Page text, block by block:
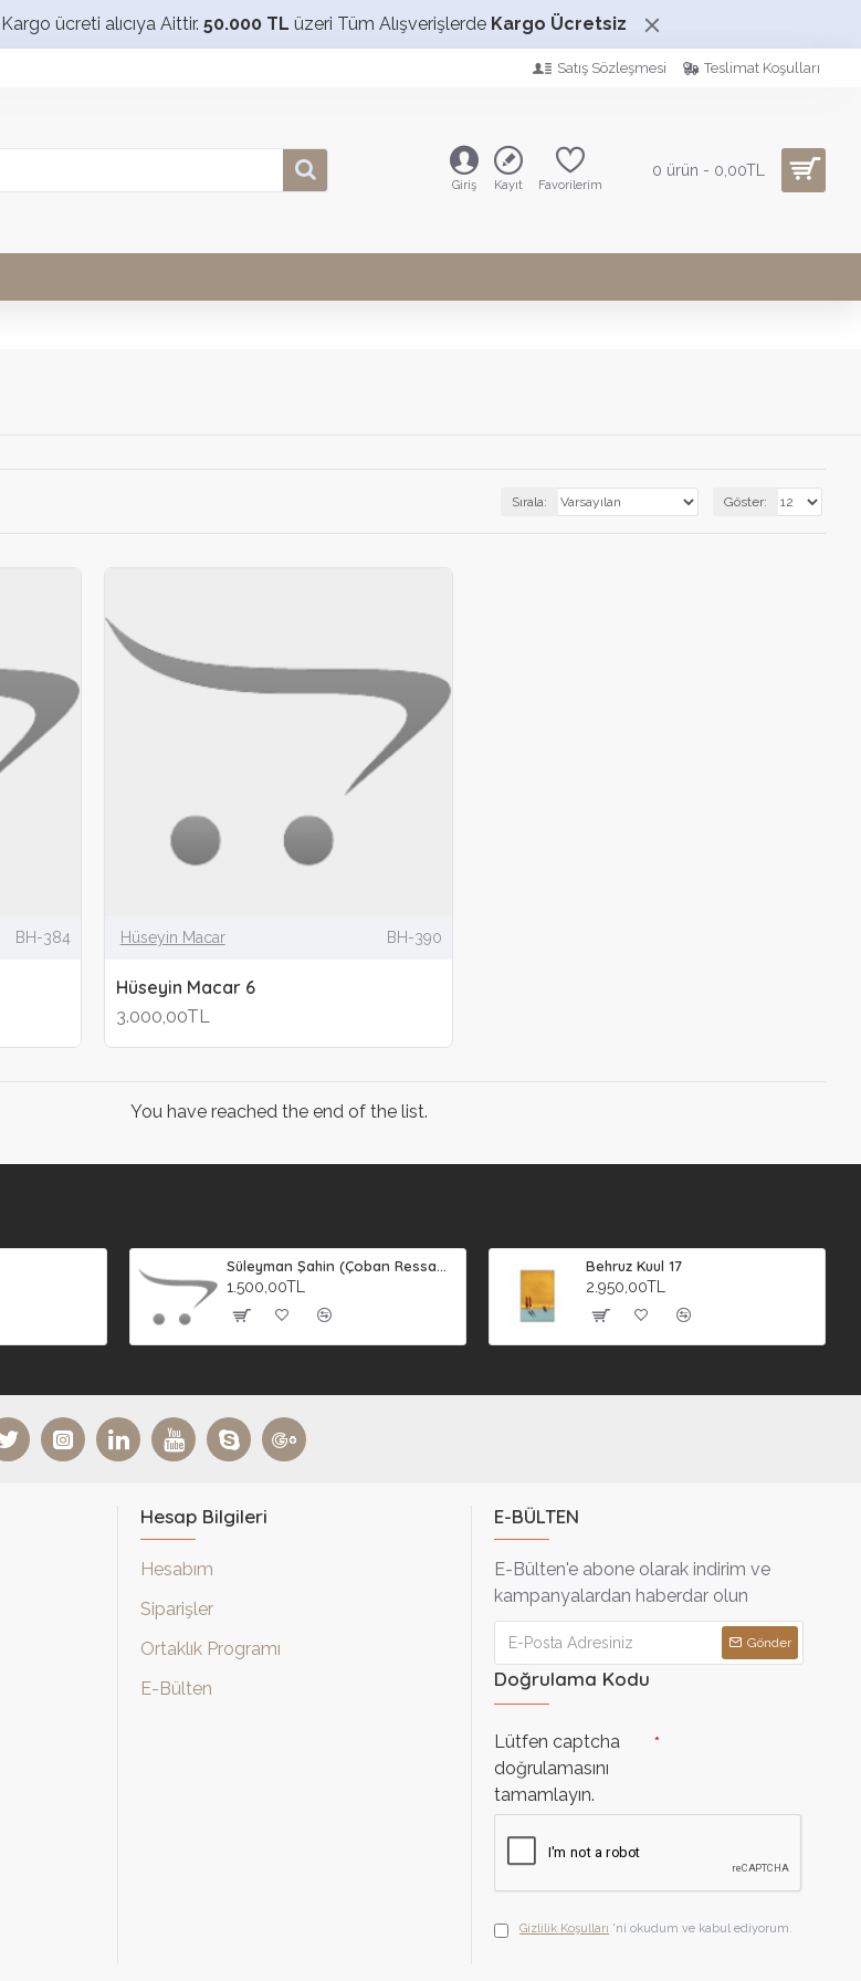
ücreti alıcıya Aittir. 50.000 TL üzeri Tüm Alışverişlerde Kargo Ücretsiz
Satış Sözleşmesi Teslimat Koşulları
Giriş Kayıt Favorilerim
0 ürün - 0,00TL
Sırala: Göster:
BH-384 Hüseyin Macar BH-390
Hüseyin Macar 6
3.000,00TL
You have reached the end of the list.
Süleyman Şahin (Çoban Ressam) 2
1.500,00TL
Behruz Kuul 17
2.950,00TL
Hesap Bilgileri
Hesabım
Siparişler
Ortaklık Programı
E-Bülten
E-BÜLTEN
E-Bülten'e abone olarak indirim ve
kampanyalardan haberdar olun
Gönder
Doğrulama Kodu
Lütfen captcha
doğrulamasını
tamamlayın.
Gizlilik Koşulları 'ni okudum ve kabul ediyorum.